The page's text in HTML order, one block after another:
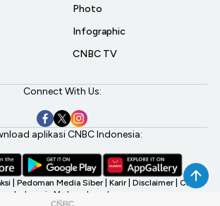
Photo
Infographic
CNBC TV
Connect With Us:
aplikasi CNBC Indonesia:
Pedoman Media Siber Karir Disclaimer CNBC
Indonesia My Investment